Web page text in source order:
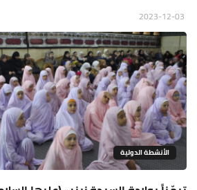
الأنشطة الدولية